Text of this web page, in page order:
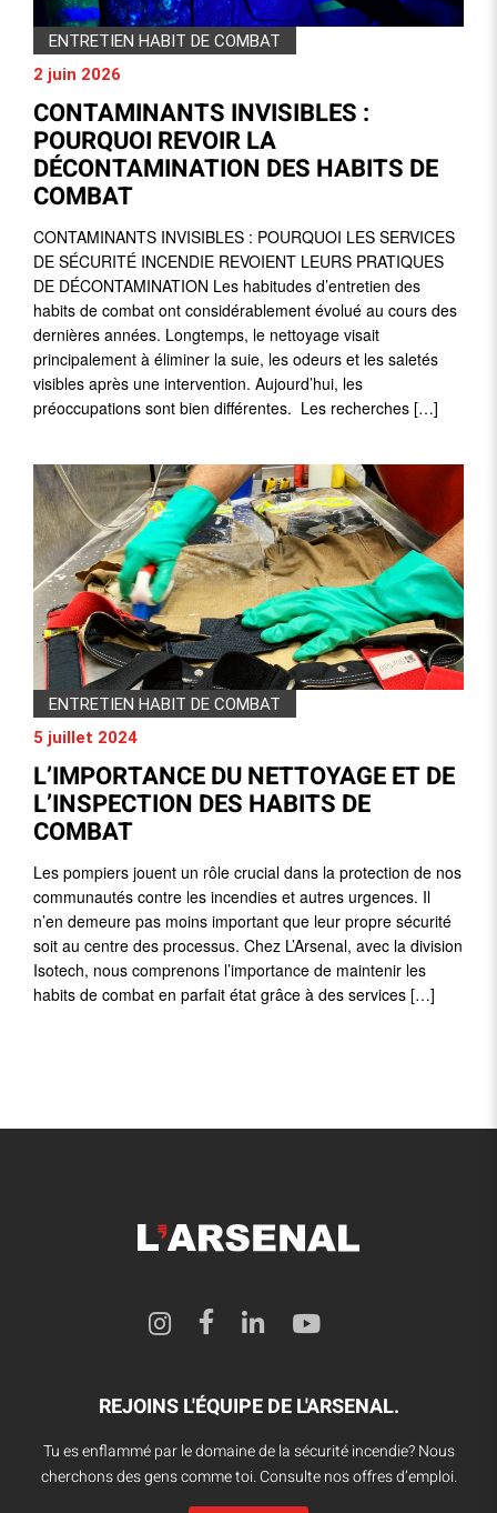
ENTRETIEN HABIT DE COMBAT
2 juin 2026
CONTAMINANTS INVISIBLES :
POURQUOI REVOIR LA
DÉCONTAMINATION DES HABITS DE
COMBAT
CONTAMINANTS INVISIBLES : POURQUOI LES SERVICES
DE SÉCURITÉ INCENDIE REVOIENT LEURS PRATIQUES
DE DÉCONTAMINATION Les habitudes d’entretien des
habits de combat ont considérablement évolué au cours des
dernières années. Longtemps, le nettoyage visait
principalement à éliminer la suie, les odeurs et les saletés
visibles après une intervention. Aujourd’hui, les
préoccupations sont bien différentes. Les recherches […]
ENTRETIEN HABIT DE COMBAT
5 juillet 2024
L’IMPORTANCE DU NETTOYAGE ET DE
L’INSPECTION DES HABITS DE
COMBAT
Les pompiers jouent un rôle crucial dans la protection de nos
communautés contre les incendies et autres urgences. Il
n’en demeure pas moins important que leur propre sécurité
soit au centre des processus. Chez L’Arsenal, avec la division
Isotech, nous comprenons l’importance de maintenir les
habits de combat en parfait état grâce à des services […]
REJOINS L'ÉQUIPE DE L'ARSENAL.
Tu es enflammé par le domaine de la sécurité incendie? Nous
cherchons des gens comme toi. Consulte nos offres d’emploi.